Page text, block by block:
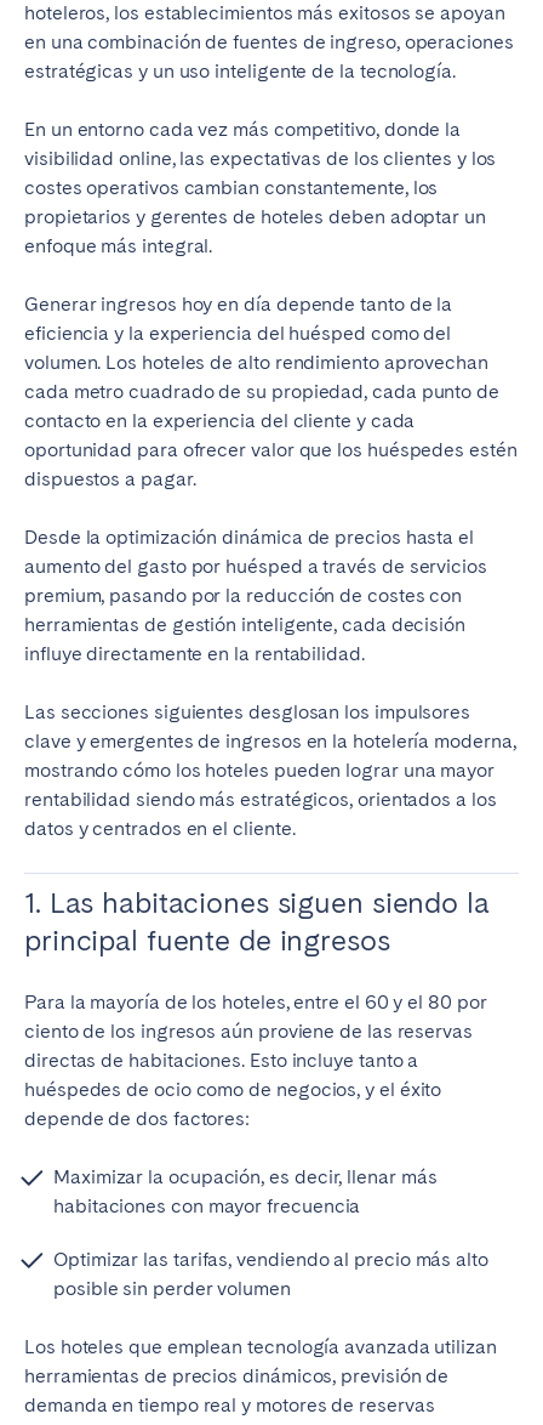
hoteleros, los establecimientos más exitosos se apoyan
en una combinación de fuentes de ingreso, operaciones
estratégicas y un uso inteligente de la tecnología.
En un entorno cada vez más competitivo, donde la
visibilidad online, las expectativas de los clientes y los
costes operativos cambian constantemente, los
propietarios y gerentes de hoteles deben adoptar un
enfoque más integral.
Generar ingresos hoy en día depende tanto de la
eficiencia y la experiencia del huésped como del
volumen. Los hoteles de alto rendimiento aprovechan
cada metro cuadrado de su propiedad, cada punto de
contacto en la experiencia del cliente y cada
oportunidad para ofrecer valor que los huéspedes estén
dispuestos a pagar.
Desde la optimización dinámica de precios hasta el
aumento del gasto por huésped a través de servicios
premium, pasando por la reducción de costes con
herramientas de gestión inteligente, cada decisión
influye directamente en la rentabilidad.
Las secciones siguientes desglosan los impulsores
clave y emergentes de ingresos en la hotelería moderna,
mostrando cómo los hoteles pueden lograr una mayor
rentabilidad siendo más estratégicos, orientados a los
datos y centrados en el cliente.
1. Las habitaciones siguen siendo la
principal fuente de ingresos
Para la mayoría de los hoteles, entre el 60 y el 80 por
ciento de los ingresos aún proviene de las reservas
directas de habitaciones. Esto incluye tanto a
huéspedes de ocio como de negocios, y el éxito
depende de dos factores:
Maximizar la ocupación, es decir, llenar más
habitaciones con mayor frecuencia
Optimizar las tarifas, vendiendo al precio más alto
posible sin perder volumen
Los hoteles que emplean tecnología avanzada utilizan
herramientas de precios dinámicos, previsión de
demanda en tiempo real y motores de reservas
Zug
Zürich
Dubai
UNITED KINGDOM
Bath
Birmingham
Bristol
Liverpool
London
Manchester
SCOTLAND
WALES
Cardiff
Albufeira
Aveiro
Beja
Braga
Coimbra
Évora
Viana do Castelo
AZORES
Ponta Delgada